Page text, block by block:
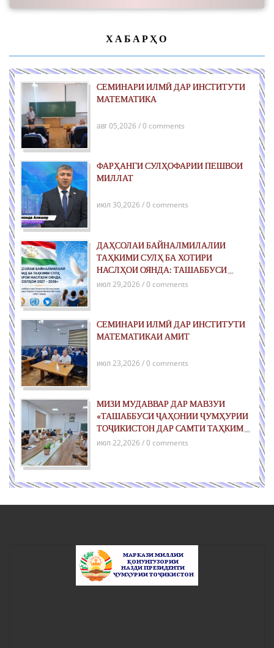
ХАБАРҲО
СЕМИНАРИ ИЛМӢ ДАР ИНСТИТУТИ
МАТЕМАТИКА
авг 05,2026 / 0 comments
ФАРҲАНГИ СУЛҲОФАРИИ ПЕШВОИ
МИЛЛАТ
июл 30,2026 / 0 comments
ДАҲСОЛАИ БАЙНАЛМИЛАЛИИ
ТАҲКИМИ СУЛҲ БА ХОТИРИ
НАСЛҲОИ ОЯНДА: ТАШАББУСИ
ҶАҲОНИИ ҶУМҲУРИИ ТОҶИКИСТОН
июл 29,2026 / 0 comments
СЕМИНАРИ ИЛМӢ ДАР ИНСТИТУТИ
МАТЕМАТИКАИ АМИТ
июл 23,2026 / 0 comments
МИЗИ МУДАВВАР ДАР МАВЗУИ
«ТАШАББУСИ ҶАҲОНИИ ҶУМҲУРИИ
ТОҶИКИСТОН ДАР САМТИ ТАҲКИМИ
СУЛҲ БАРОИ НАСЛҲОИ ОЯНДА»
июл 22,2026 / 0 comments